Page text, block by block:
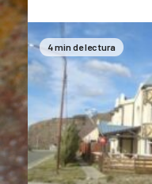
4 min de lectura